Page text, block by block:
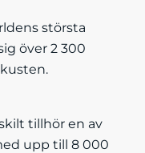
största
över 2 300
tillhör en av
upp till 8 000